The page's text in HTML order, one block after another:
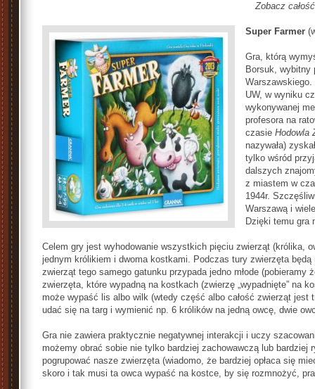
Zobacz
Super Farmer
Gra, którą
Borsuk, wybitny
UW, w wyniku
wykonywanej
profesora na
czasie Hodowla
nazywała)
tylko wśród
dalszych
z miastem w
1944r.
Warszawą i
Dzięki temu gra
Celem gry jest wyhodowanie wszystkich pięciu zwierząt (królika,
jednym królikiem i dwoma kostkami. Podczas tury zwierzęta
zwierząt tego samego gatunku przypada jedno młode
zwierzęta, które wypadną na kostkach (zwierzę „wypadnięte” na
może wypaść lis albo wilk (wtedy część albo całość zwierząt jest
udać się na targ i wymienić np. 6 królików na jedną owcę, dwie
Gra nie zawiera praktycznie negatywnej interakcji i uczy
możemy obrać sobie nie tylko bardziej zachowawczą lub bardziej
pogrupować nasze zwierzęta (wiadomo, że bardziej opłaca się
skoro i tak musi ta owca wypaść na kostce, by się rozmnożyć,